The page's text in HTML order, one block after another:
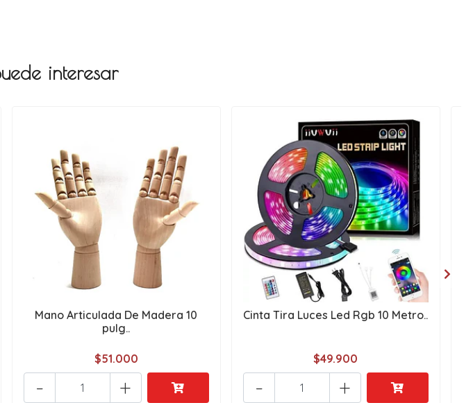
interesar
Mano Articulada De Madera 10
pulg..
$51.000
+
-
Cinta Tira Luces Led Rgb 10 Metro..
$49.900
+
-